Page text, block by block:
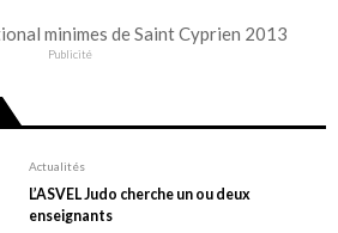
Publicité
Actualités
L’ASVEL Judo cherche un ou deux
enseignants